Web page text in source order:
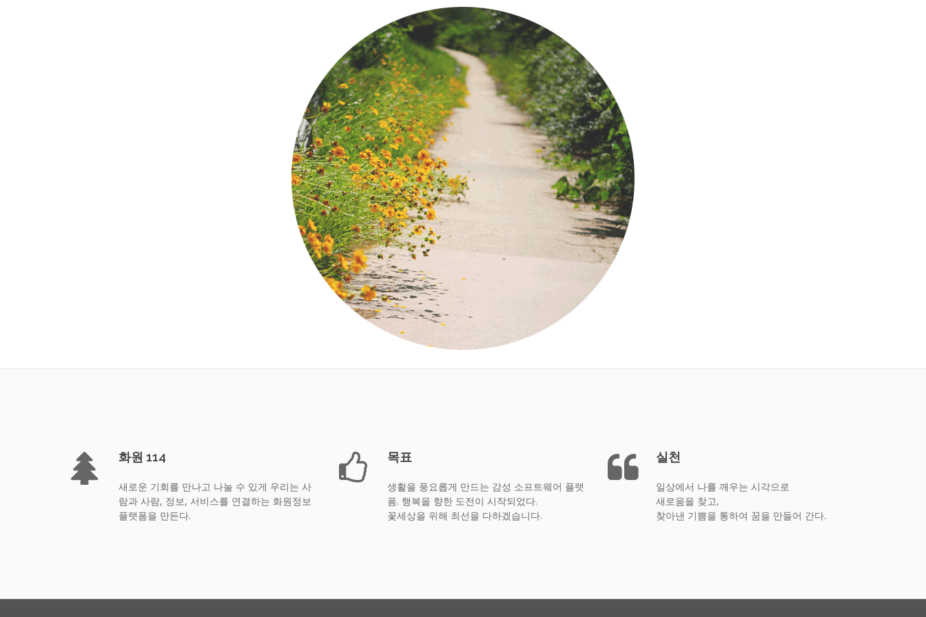
화원 114
새로운 기회를 만나고 나눌 수 있게 우리는 사
람과 사람, 정보, 서비스를 연결하는 화원정보
플랫폼을 만든다.
목표
생활을 풍요롭게 만드는 감성 소프트웨어 플랫
폼. 행복을 향한 도전이 시작되었다.
꽃세상을 위해 최선을 다하겠습니다.
실천
일상에서 나를 깨우는 시각으로
새로움을 찾고,
찾아낸 기쁨을 통하여 꿈을 만들어 간다.